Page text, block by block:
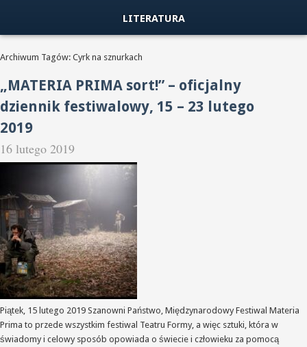
LITERATURA
Archiwum Tagów: Cyrk na sznurkach
„MATERIA PRIMA sort!” – oficjalny
dziennik festiwalowy, 15 – 23 lutego
2019
16 lutego 2019
Piątek, 15 lutego 2019 Szanowni Państwo, Międzynarodowy Festiwal Materia
Prima to przede wszystkim festiwal Teatru Formy, a więc sztuki, która w
świadomy i celowy sposób opowiada o świecie i człowieku za pomocą